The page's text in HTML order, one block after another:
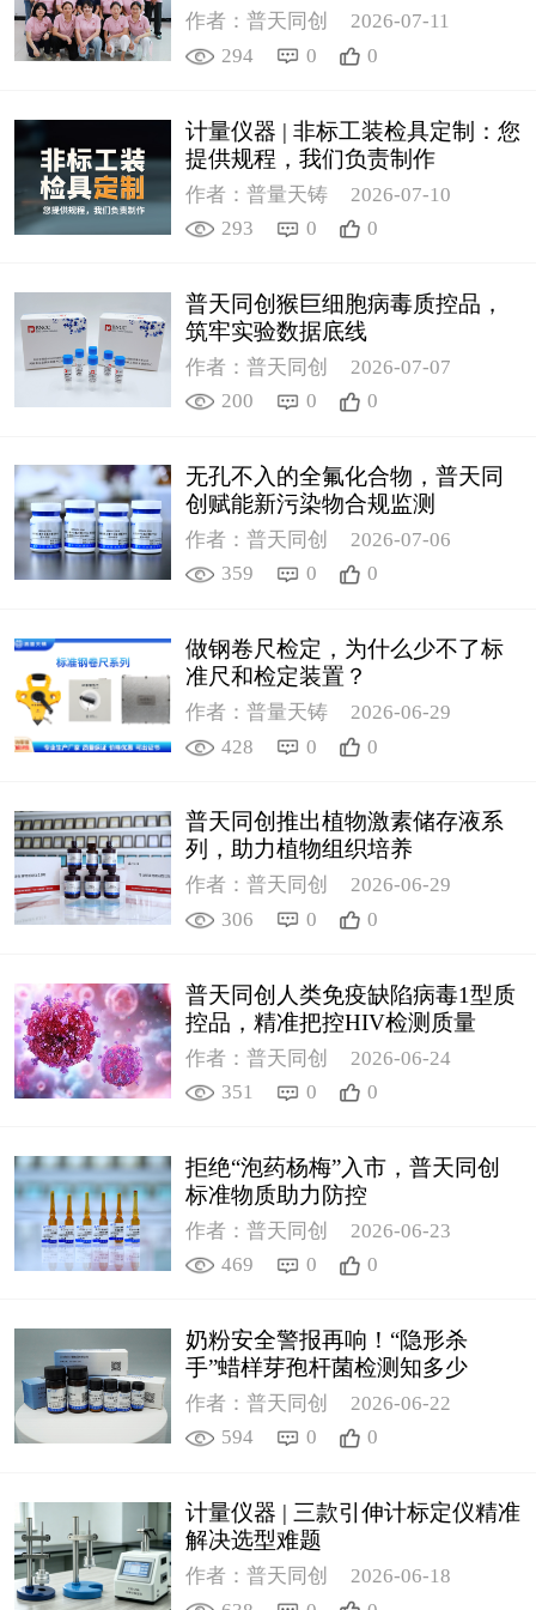
作者：普天同创
2026-07-11
294
0 0
计量仪器 | 非标工装检具定制：您
提供规程，我们负责制作
作者：普量天铸
2026-07-10
293
0 0
普天同创猴巨细胞病毒质控品，
筑牢实验数据底线
作者：普天同创
2026-07-07
200
0 0
无孔不入的全氟化合物，普天同
创赋能新污染物合规监测
作者：普天同创
2026-07-06
359
0 0
做钢卷尺检定，为什么少不了标
准尺和检定装置？
作者：普量天铸
2026-06-29
428
0 0
普天同创推出植物激素储存液系
列，助力植物组织培养
作者：普天同创
2026-06-29
306
0 0
普天同创人类免疫缺陷病毒1型质
控品，精准把控HIV检测质量
作者：普天同创
2026-06-24
351
0 0
拒绝“泡药杨梅”入市，普天同创
标准物质助力防控
作者：普天同创
2026-06-23
469
0 0
奶粉安全警报再响！“隐形杀
手”蜡样芽孢杆菌检测知多少
作者：普天同创
2026-06-22
594
0 0
计量仪器 | 三款引伸计标定仪精准
解决选型难题
作者：普天同创
2026-06-18